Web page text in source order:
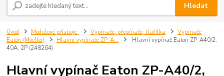
Hledat
Úvod Modulové přístroje Vypínače, přepínače, tlačítka
Vypínače
Eaton (Moeller)
Hlavní vypínače ZP-A...
Hlavní vypínač Eaton ZP-A40/2,
40A, 2P (248264)
Hlavní vypínač Eaton ZP-A40/2,